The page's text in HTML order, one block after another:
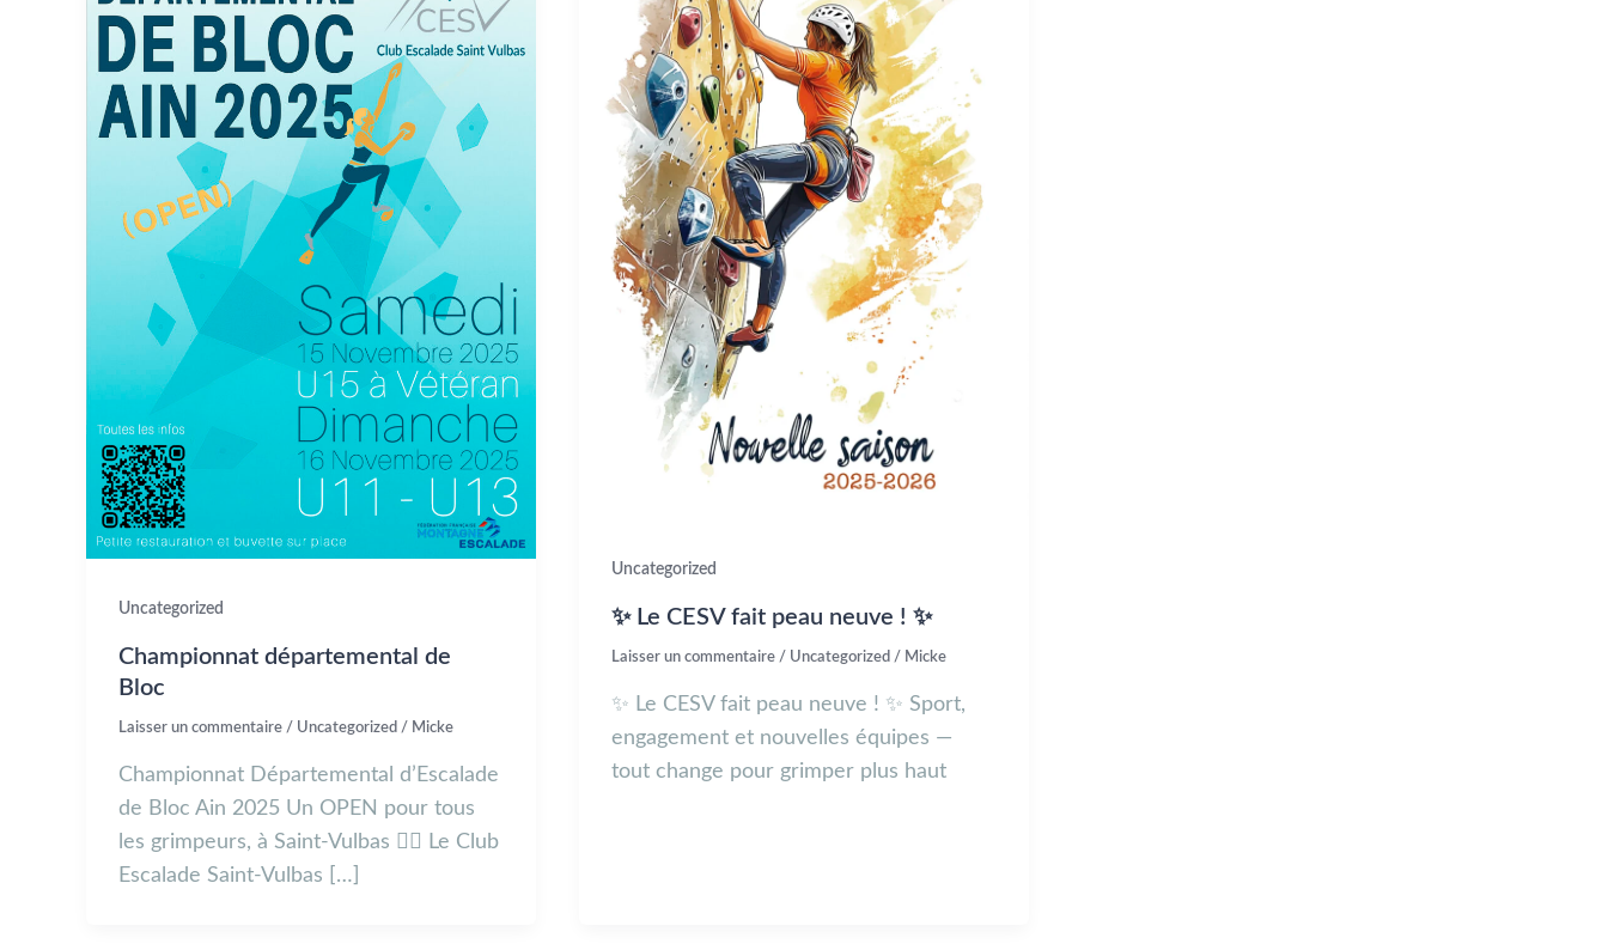
Uncategorized
Championnat départemental de
Bloc
Laisser un commentaire / Uncategorized / Micke
Championnat Départemental d’Escalade
de Bloc Ain 2025 Un OPEN pour tous
les grimpeurs, à Saint-Vulbas 🧗‍♀️ Le Club
Escalade Saint-Vulbas […]
Uncategorized
✨ Le CESV fait peau neuve ! ✨
Laisser un commentaire / Uncategorized / Micke
✨ Le CESV fait peau neuve ! ✨ Sport,
engagement et nouvelles équipes —
tout change pour grimper plus haut